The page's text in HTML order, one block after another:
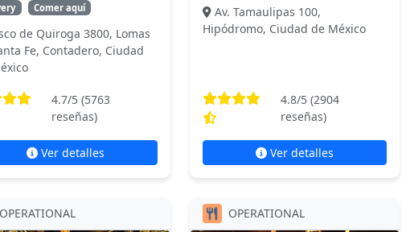
Comer aquí
de Quiroga 3800, Lomas
Fe, Contadero, Ciudad
4.7/5 (5763
reseñas)
Ver detalles
Av. Tamaulipas 100,
Hipódromo, Ciudad de México
4.8/5 (2904
reseñas)
Ver detalles
OPERATIONAL OPERATIONAL